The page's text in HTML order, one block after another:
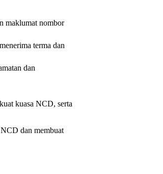
maklumat nombor
terma dan
dan
kuasa NCD, serta
dan membuat